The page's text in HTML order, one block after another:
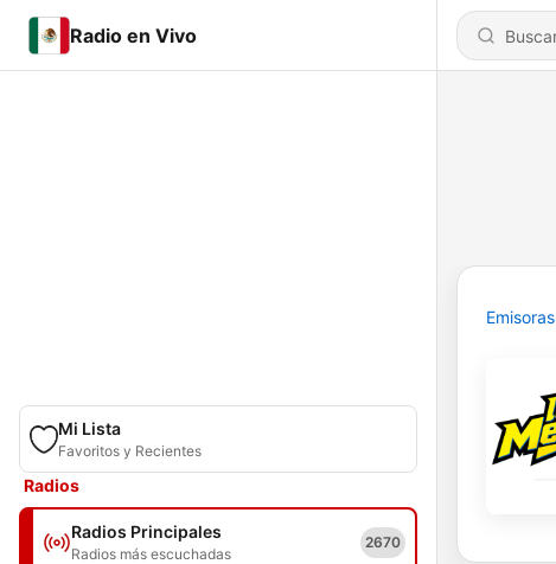
Radio en Vivo
Mi Lista
Favoritos y Recientes
Radios
Radios Principales
Radios más escuchadas
2670
Emisoras